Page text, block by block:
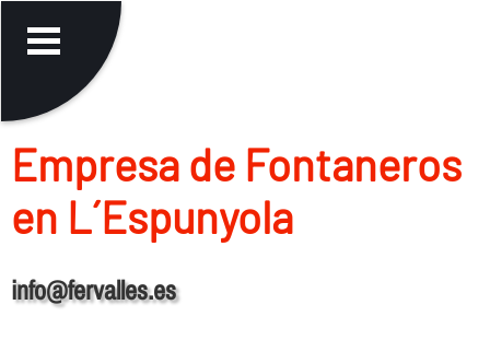
Empresa de Fontaneros
en L´Espunyola
info@fervalles.es